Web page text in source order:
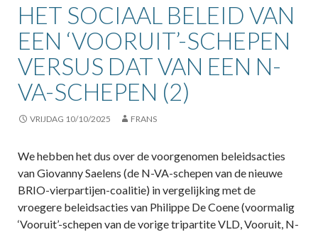
HET SOCIAAL BELEID VAN
EEN ‘VOORUIT’-SCHEPEN
VERSUS DAT VAN EEN N-
VA-SCHEPEN (2)
VRIJDAG 10/10/2025 FRANS
We hebben het dus over de voorgenomen beleidsacties
van Giovanny Saelens (de N-VA-schepen van de nieuwe
BRIO-vierpartijen-coalitie) in vergelijking met de
vroegere beleidsacties van Philippe De Coene (voormalig
‘Vooruit’-schepen van de vorige tripartite VLD, Vooruit, N-